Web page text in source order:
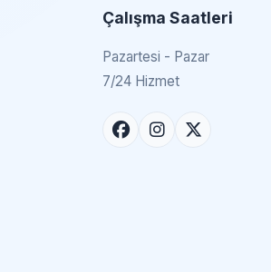
Çalışma Saatleri
Pazartesi - Pazar
7/24 Hizmet